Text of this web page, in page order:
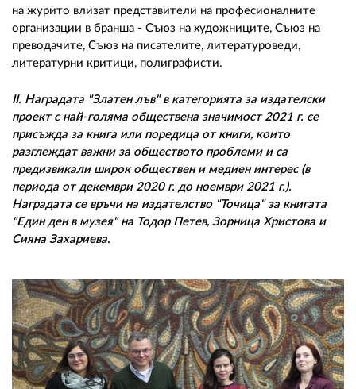
на журито влизат представители на професионалните
организации в бранша - Съюз на художниците, Съюз на
преводачите, Съюз на писателите, литературоведи,
литературни критици, полиграфисти.
II. Наградата "Златен лъв" в категорията за издателски
проект с най-голяма обществена значимост 2021 г. се
присъжда за книга или поредица от книги, които
разглеждат важни за обществото проблеми и са
предизвикали широк обществен и медиен интерес (в
периода от декември 2020 г. до ноември 2021 г.).
Наградата се връчи на издателство "Точица" за книгата
"Един ден в музея" на Тодор Петев, Зорница Христова и
Сияна Захариева.